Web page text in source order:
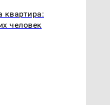
квартира:
человек